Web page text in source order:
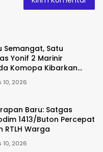
Semangat, Satu
Yonif 2 Marinir
Komopa Kibarkan
10, 2026
Baru: Satgas
1413/Buton Percepat
RTLH Warga
10, 2026